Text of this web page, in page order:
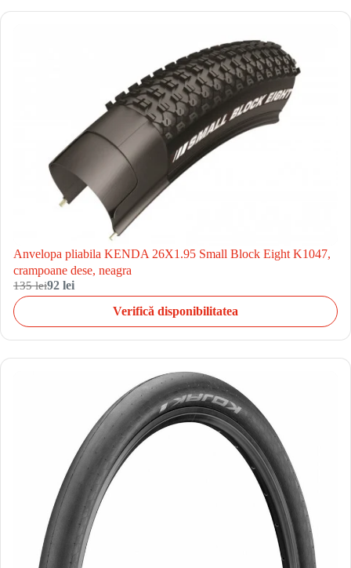
Anvelopa pliabila KENDA 26X1.95 Small Block Eight K1047,
crampoane dese, neagra
135 lei92 lei
Verifică disponibilitatea